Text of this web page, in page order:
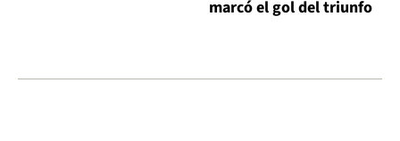
marcó el gol del triunfo